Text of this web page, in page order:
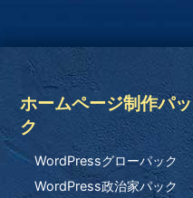
ホームページ制作パッ
ク
WordPressグローパック
WordPress政治家パック